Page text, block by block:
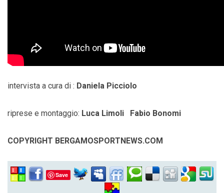
intervista a cura di : Daniela Picciolo
riprese e montaggio: Luca Limoli Fabio Bonomi
COPYRIGHT BERGAMOSPORTNEWS.COM
Save